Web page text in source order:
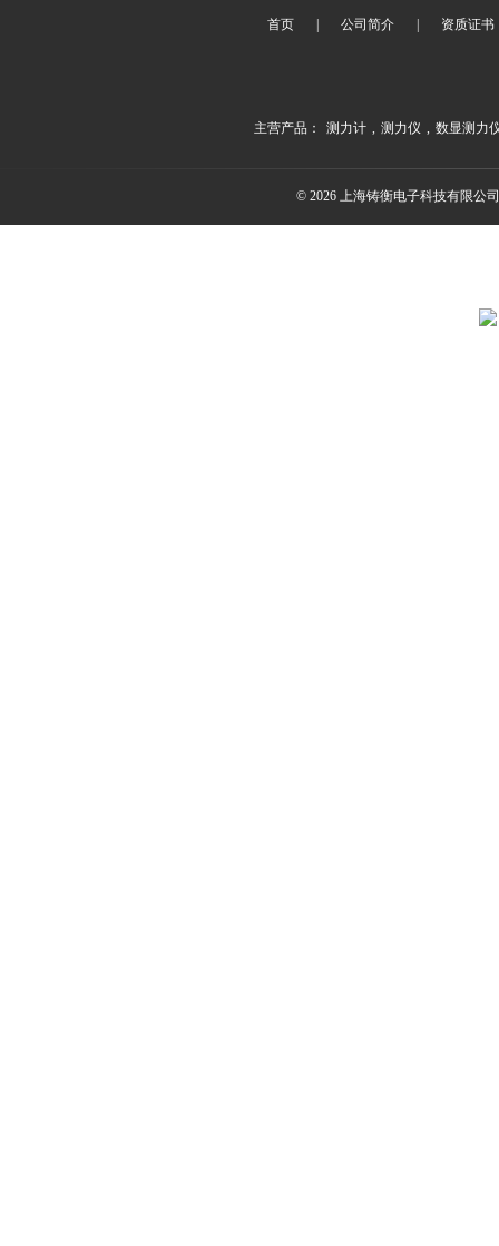
首页 公司简介 资质证书
主营产品： 测力计 , 测力仪 , 数显测力
© 2026 上海铸衡电子科技有限公